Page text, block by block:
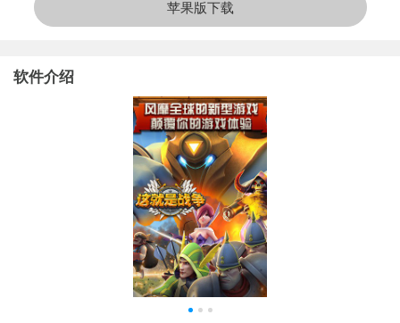
苹果版下载
软件介绍